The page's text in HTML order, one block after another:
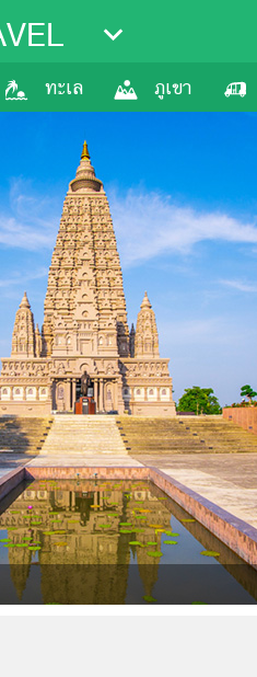
ทะเล ภูเขา